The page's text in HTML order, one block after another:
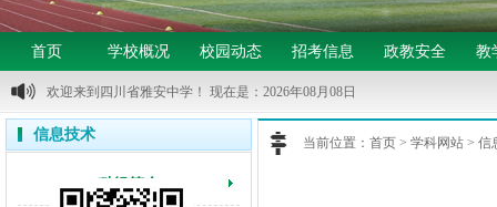
首页 学校概况 校园动态 招考信息 政教安全 教
欢迎来到四川省雅安中学！ 现在是：2026年08月08日
信息技术
科组简介
当前位置： 首页 > 学科网站 > 信